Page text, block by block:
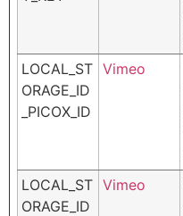
LOCAL_ST
ORAGE_ID
_PICOX_ID
Vimeo
LOCAL_ST
ORAGE_ID
Vimeo